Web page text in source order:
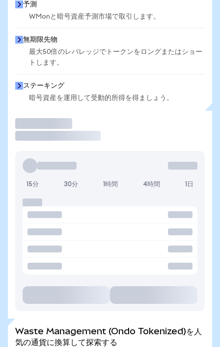
予測
WMonと暗号資産予測市場で取引します。
無期限先物
最大50倍のレバレッジでトークンをロングまたはショー
トします。
ステーキング
暗号資産を運用して受動的所得を得ましょう。
15分 30分 1時間 4時間 1日
Waste Management (Ondo Tokenized)を人
気の通貨に換算して探索する